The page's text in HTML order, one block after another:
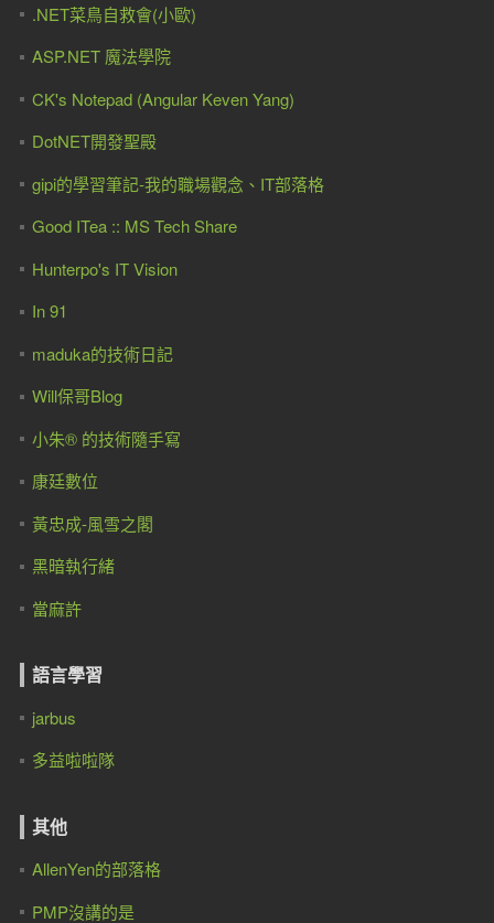
.NET菜鳥自救會(小歐)
ASP.NET 魔法學院
CK's Notepad (Angular Keven Yang)
DotNET開發聖殿
gipi的學習筆記-我的職場觀念、IT部落格
Good ITea :: MS Tech Share
Hunterpo's IT Vision
In 91
maduka的技術日記
Will保哥Blog
小朱® 的技術隨手寫
康廷數位
黃忠成-風雪之閣
黑暗執行緒
當麻許
語言學習
jarbus
多益啦啦隊
其他
AllenYen的部落格
PMP沒講的是